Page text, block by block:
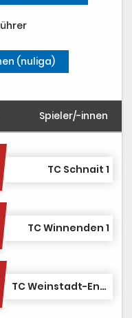
(nuliga)
Spieler/-innen
TC Schnait 1
TC Winnenden 1
TC Weinstadt-Endersbach 2